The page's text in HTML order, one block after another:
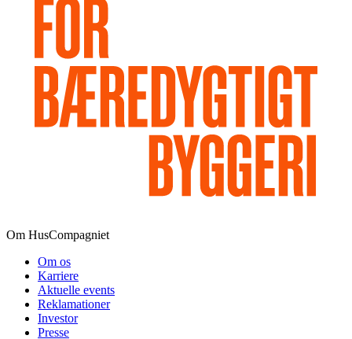
Om HusCompagniet
Om os
Karriere
Aktuelle events
Reklamationer
Investor
Presse